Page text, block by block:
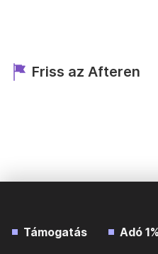
Friss az Afteren
Támogatás Adó